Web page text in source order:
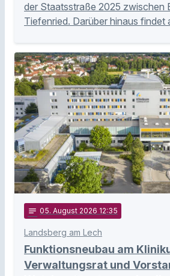
der Staatsstraße 2025 zwischen
Tiefenried. Darüber hinaus findet
notes 05. August 2026 12:35
Landsberg am Lech
Funktionsneubau am
Verwaltungsrat und